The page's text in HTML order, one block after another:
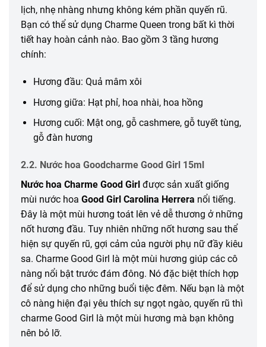
lịch, nhẹ nhàng nhưng không kém phần quyến rũ.
Bạn có thể sử dụng Charme Queen trong bất kì thời
tiết hay hoàn cảnh nào. Bao gồm 3 tầng hương
chính:
Hương đầu: Quả mâm xôi
Hương giữa: Hạt phỉ, hoa nhài, hoa hồng
Hương cuối: Mật ong, gỗ cashmere, gỗ tuyết tùng,
gỗ đàn hương
2.2. Nước hoa Goodcharme Good Girl 15ml
Nước hoa Charme Good Girl được sản xuất giống
mùi nước hoa Good Girl Carolina Herrera​ nổi tiếng.
Đây là một mùi hương toát lên vẻ dễ thương ở những
nốt hương đầu. Tuy nhiên những nốt hương sau thể
hiện sự quyến rũ, gợi cảm của người phụ nữ đầy kiêu
sa. Charme Good Girl là một mùi hương giúp các cô
nàng nổi bật trước đám đông. Nó đặc biệt thích hợp
để sử dụng cho những buổi tiệc đêm. Nếu bạn là một
cô nàng hiện đại yêu thích sự ngọt ngào, quyến rũ thì
charme Good Girl là một mùi hương mà bạn không
nên bỏ lỡ.